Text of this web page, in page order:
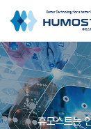
휴모스트는